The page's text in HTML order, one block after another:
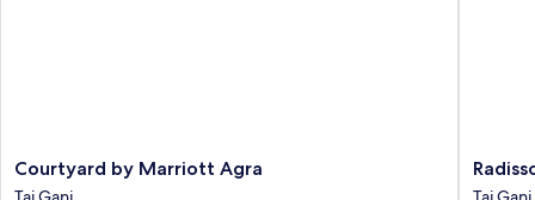
Courtyard
by
Courtyard by Marriott Agra
Hotel